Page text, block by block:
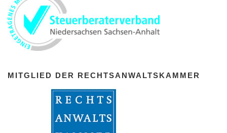
MITGLIED DER RECHTSANWALTSKAMMER